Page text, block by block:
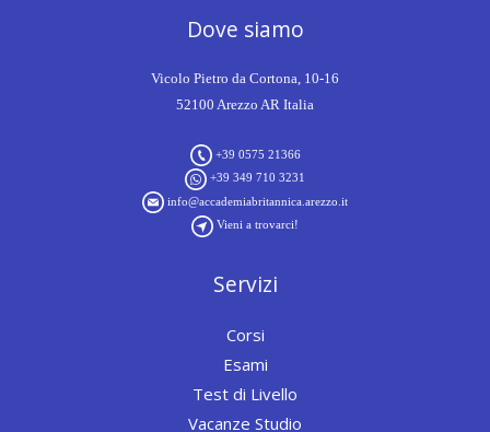
Dove siamo
Vicolo Pietro da Cortona, 10-16
52100 Arezzo AR Italia
+39 0575 21366
+39 349 710 3231
info@accademiabritannica.arezzo.it
Vieni a trovarci!
Servizi
Corsi
Esami
Test di Livello
Vacanze Studio